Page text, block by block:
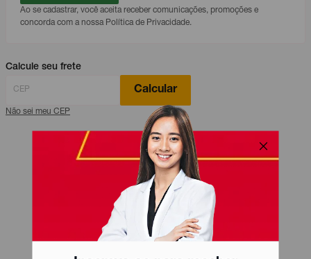
Ao se cadastrar, você aceita receber comunicações, promoções e
concorda com a nossa Política de Privacidade.
Calcule seu frete
Calcular
Não sei meu CEP